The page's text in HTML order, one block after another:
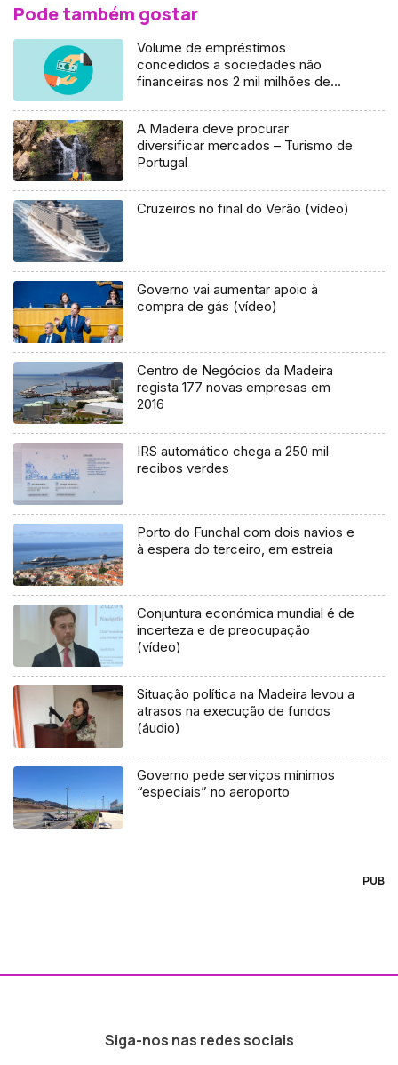
Pode também gostar
Volume de empréstimos
concedidos a sociedades não
financeiras nos 2 mil milhões de
A Madeira deve procurar
diversificar mercados – Turismo de
Portugal
Cruzeiros no final do Verão (vídeo)
Governo vai aumentar apoio à
compra de gás (vídeo)
Centro de Negócios da Madeira
regista 177 novas empresas em
2016
IRS automático chega a 250 mil
recibos verdes
Porto do Funchal com dois navios e
à espera do terceiro, em estreia
Conjuntura económica mundial é de
incerteza e de preocupação
(vídeo)
Situação política na Madeira levou a
atrasos na execução de fundos
(áudio)
Governo pede serviços mínimos
“especiais” no aeroporto
PUB
Siga-nos nas redes sociais